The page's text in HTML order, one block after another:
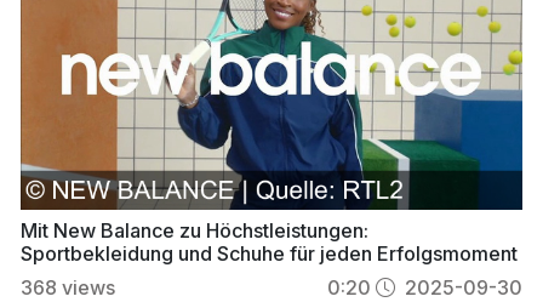
Mit New Balance zu Höchstleistungen:
Sportbekleidung und Schuhe für jeden Erfolgsmoment
368 views 0:20 2025-09-30